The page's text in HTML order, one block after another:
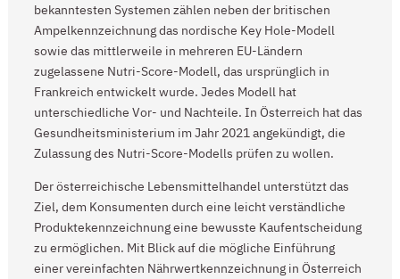
bekanntesten Systemen zählen neben der britischen
Ampelkennzeichnung das nordische Key Hole-Modell
sowie das mittlerweile in mehreren EU-Ländern
zugelassene Nutri-Score-Modell, das ursprünglich in
Frankreich entwickelt wurde. Jedes Modell hat
unterschiedliche Vor- und Nachteile. In Österreich hat das
Gesundheitsministerium im Jahr 2021 angekündigt, die
Zulassung des Nutri-Score-Modells prüfen zu wollen.
Der österreichische Lebensmittelhandel unterstützt das
Ziel, dem Konsumenten durch eine leicht verständliche
Produktekennzeichnung eine bewusste Kaufentscheidung
zu ermöglichen. Mit Blick auf die mögliche Einführung
einer vereinfachten Nährwertkennzeichnung in Österreich